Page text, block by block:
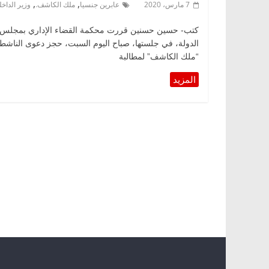
7 مارس، 2020 عابرين جنسيا, ملك الكاشف., وزير
كتب- حسين حسنين قررت محكمة القضاء الإداري بمجلس
الدولة، في جلستها، صباح اليوم السبت، حجز دعوى
“ملك الكاشف” لمطالبة